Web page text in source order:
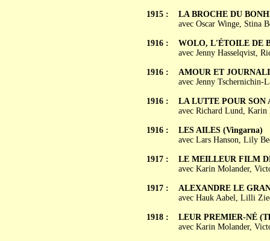
1915 :
1916 :
1916 :
1916 :
1916 :
1917 :
1917 :
1918 :
LA BROCHE DU
avec Oscar Winge, Stina
WOLO, L'ÉTOILE DE
avec Jenny Hasselqvist,
AMOUR ET
avec Jenny Tschernichin-
LA LUTTE POUR SON
avec Richard Lund, Karin
LES AILES (Vingarna)
avec Lars Hanson, Lily
LE MEILLEUR FILM
avec Karin Molander,
ALEXANDRE LE
avec Hauk Aabel, Lilli
LEUR PREMIER-NÉ
avec Karin Molander,